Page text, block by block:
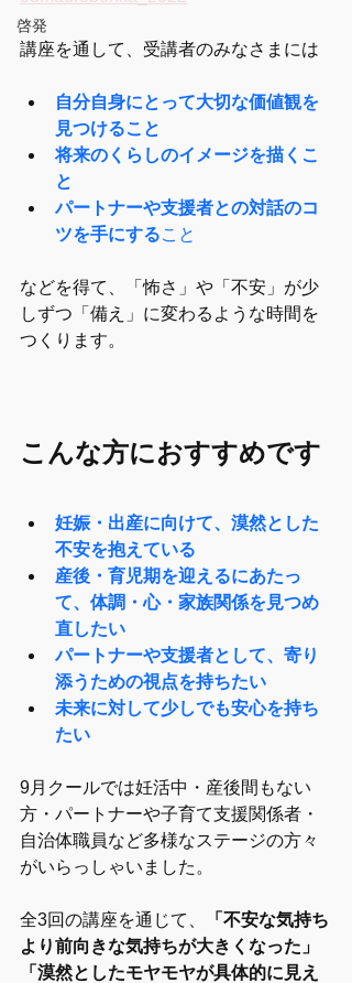
啓発
講座を通して、受講者のみなさまには
自分自身にとって大切な価値観を
見つけること
将来のくらしのイメージを描くこ
と
パートナーや支援者との対話のコ
ツを手にすること
などを得て、「怖さ」や「不安」が少
しずつ「備え」に変わるような時間を
つくります。
こんな方におすすめです
妊娠・出産に向けて、漠然とした
不安を抱えている
産後・育児期を迎えるにあたっ
て、体調・心・家族関係を見つめ
直したい
パートナーや支援者として、寄り
添うための視点を持ちたい
未来に対して少しでも安心を持ち
たい
9月クールでは妊活中・産後間もない
方・パートナーや子育て支援関係者・
自治体職員など多様なステージの方々
がいらっしゃいました。
全3回の講座を通じて、
「不安な気持ち
より前向きな気持ちが大きくなった」
「漠然としたモヤモヤが具体的に見え